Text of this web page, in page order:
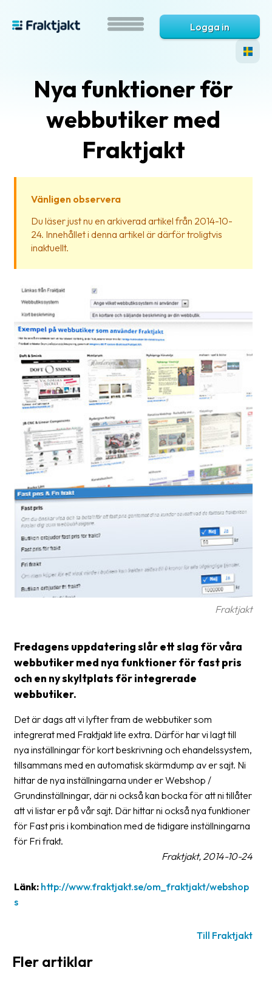
är
Hjälp?
&
Ordlista
Paketering
Frakthandlingar
Skrivarinställningar
Tulldeklarationer
Leveransvillkor
Upphämtningar
Manualer
Nedladdningar
Streckkodsläsare
Kundtjänst
Om
Fraktjakt
Pressrum
Jobb
&
karriär
Nyhetsarkiv
Kontakta
oss
Allmänna
och
Logga in
Nya funktioner för
webbutiker med
Fraktjakt
Vänligen observera
Du läser just nu en arkiverad artikel från 2014-10-
24. Innehållet i denna artikel är därför troligtvis
inaktuellt.
Fraktjakt
Fredagens uppdatering slår ett slag för våra
webbutiker med nya funktioner för fast pris
och en ny skyltplats för integrerade
webbutiker.
Det är dags att vi lyfter fram de webbutiker som
integrerat med Fraktjakt lite extra. Därför har vi lagt till
nya inställningar för kort beskrivning och ehandelssystem,
tillsammans med en automatisk skärmdump av er sajt. Ni
hittar de nya inställningarna under er Webshop /
Grundinställningar, där ni också kan bocka för att ni tillåter
att vi listar er på vår sajt. Där hittar ni också nya funktioner
för Fast pris i kombination med de tidigare inställningarna
för Fri frakt.
Fraktjakt, 2014-10-24
Länk: http://www.fraktjakt.se/om_fraktjakt/webshop
s
Till Fraktjakt
Fler artiklar